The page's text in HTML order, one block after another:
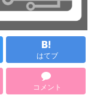
はてブ
コメント